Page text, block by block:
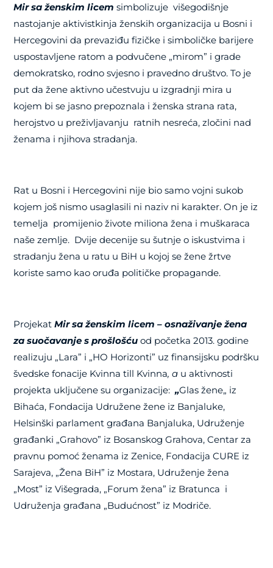
Mir sa ženskim licem simbolizuje višegodišnje
nastojanje aktivistkinja ženskih organizacija u Bosni i
Hercegovini da prevaziđu fizičke i simboličke barijere
uspostavljene ratom a podvučene „mirom” i grade
demokratsko, rodno svjesno i pravedno društvo. To je
put da žene aktivno učestvuju u izgradnji mira u
kojem bi se jasno prepoznala i ženska strana rata,
herojstvo u preživljavanju ratnih nesreća, zločini nad
ženama i njihova stradanja.
Rat u Bosni i Hercegovini nije bio samo vojni sukob
kojem još nismo usaglasili ni naziv ni karakter. On je iz
temelja promijenio živote miliona žena i muškaraca
naše zemlje. Dvije decenije su šutnje o iskustvima i
stradanju žena u ratu u BiH u kojoj se žene žrtve
koriste samo kao oruđa političke propagande.
ProjekatMir sa ženskim licem – osnaživanje žena
za suočavanje s prošlošću od početka 2013. godine
realizuju „Lara” i „HO Horizonti” uz finansijsku podršku
švedske fonacije Kvinna till Kvinna, a u aktivnosti
projekta uključene su organizacije: „Glas žene„ iz
Bihaća, Fondacija Udružene žene iz Banjaluke,
Helsinški parlament građana Banjaluka, Udruženje
građanki „Grahovo” iz Bosanskog Grahova, Centar za
pravnu pomoć ženama iz Zenice, Fondacija CURE iz
Sarajeva, „Žena BiH” iz Mostara, Udruženje žena
„Most” iz Višegrada, „Forum žena” iz Bratunca i
Udruženja građana „Budućnost” iz Modriče.